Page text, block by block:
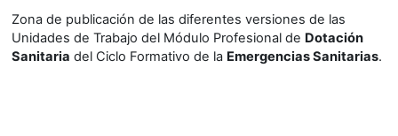
Zona de publicación de las diferentes versiones de las
Unidades de Trabajo del Módulo Profesional de Dotación
Sanitaria del Ciclo Formativo de la Emergencias Sanitarias.